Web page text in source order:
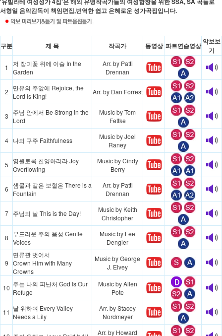
서형일 음악감독이 책임편집,번역한 쉽고 은혜로운 성가곡집입니다.
구분 제 목 작곡가 동영상 파트연습영상 악보보
기
1
저 장미꽃 위에 이슬 In the
Garden
Arr. by Patti
Drennan
2
만유의 주앞에 Rejoice, the
Lord Is King!
Arr. by Dan Forrest
3
주님 안에서 Be Strong in the
Lord
Music by Tom
Fettke
4 나의 구주 Faithfulness
Music by Joel
Raney
5
영원토록 찬양하리라 Joy
Overflowing
Music by Cindy
Berry
6 샘물과 같은 보혈은 There is a
Fountain
Arr. by Patti
Drennan
7 주님의 날 This is the Day!
Music by Keith
Christopher
8
부드러운 주의 음성 Gentle
Voices
Music by Lee
Dengler
9
면류관 벗어서
Crown Him with Many
Crowns
Music by George
J. Elvey
10 주는 나의 피난처 God Is Our
Refuge
Music by Allen
Pote
11 날 위하여 Every Valley
Needs a Lily
Arr. by Stacey
Nordmeyer
Arr. by Howard